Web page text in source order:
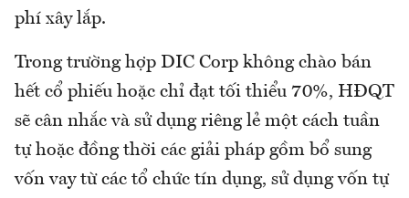
phí xây lắp.
Trong trường hợp DIC Corp không chào bán
hết cổ phiếu hoặc chỉ đạt tối thiểu 70%, HĐQT
sẽ cân nhắc và sử dụng riêng lẻ một cách tuần
tự hoặc đồng thời các giải pháp gồm bổ sung
vốn vay từ các tổ chức tín dụng, sử dụng vốn tự